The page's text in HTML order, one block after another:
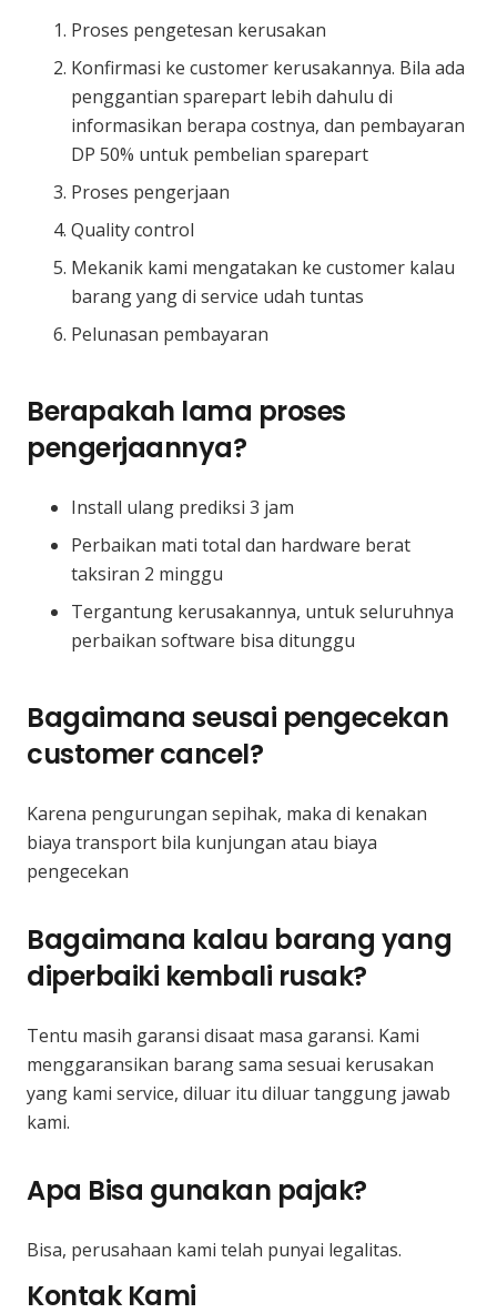
Proses pengetesan kerusakan
Konfirmasi ke customer kerusakannya. Bila ada
penggantian sparepart lebih dahulu di
informasikan berapa costnya, dan pembayaran
DP 50% untuk pembelian sparepart
Proses pengerjaan
Quality control
Mekanik kami mengatakan ke customer kalau
barang yang di service udah tuntas
Pelunasan pembayaran
Berapakah lama proses
pengerjaannya?
Install ulang prediksi 3 jam
Perbaikan mati total dan hardware berat
taksiran 2 minggu
Tergantung kerusakannya, untuk seluruhnya
perbaikan software bisa ditunggu
Bagaimana seusai pengecekan
customer cancel?
Karena pengurungan sepihak, maka di kenakan
biaya transport bila kunjungan atau biaya
pengecekan
Bagaimana kalau barang yang
diperbaiki kembali rusak?
Tentu masih garansi disaat masa garansi. Kami
menggaransikan barang sama sesuai kerusakan
yang kami service, diluar itu diluar tanggung jawab
kami.
Apa Bisa gunakan pajak?
Bisa, perusahaan kami telah punyai legalitas.
Kontak Kami